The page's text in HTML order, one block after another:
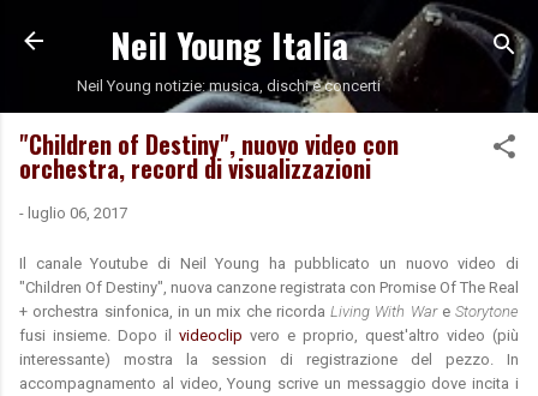
Passa ai contenuti principali
Neil Young Italia
Neil Young notizie: musica, dischi e concerti
"Children of Destiny", nuovo video con
orchestra, record di visualizzazioni
- luglio 06, 2017
Il canale Youtube di Neil Young ha pubblicato un nuovo video di
"Children Of Destiny", nuova canzone registrata con Promise Of The Real
+ orchestra sinfonica, in un mix che ricorda Living With War e Storytone
fusi insieme. Dopo il videoclip vero e proprio, quest'altro video (più
interessante) mostra la session di registrazione del pezzo. In
accompagnamento al video, Young scrive un messaggio dove incita i